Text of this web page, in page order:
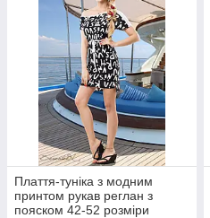
Плаття-туніка з модним
принтом рукав реглан з
пояском 42-52 розміри